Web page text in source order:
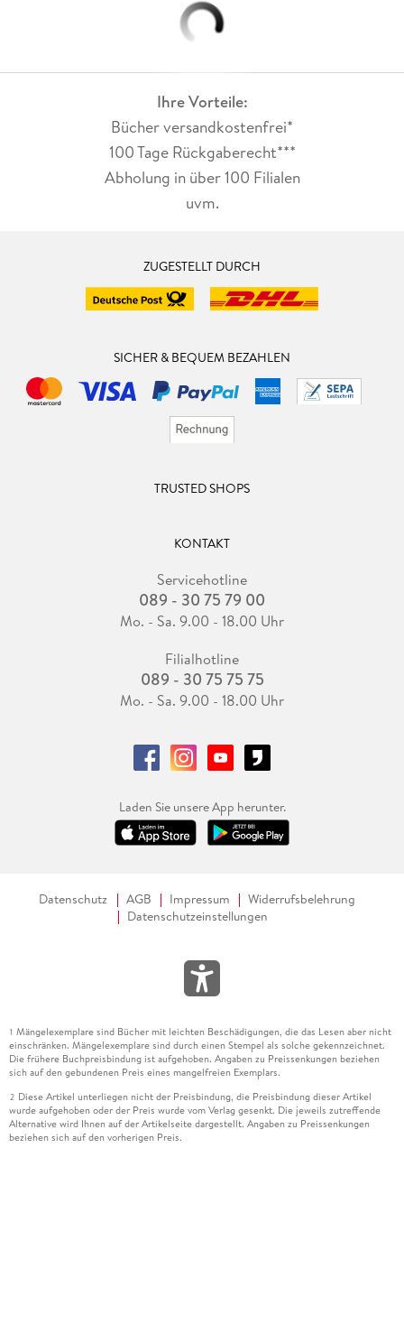
Ihre Vorteile:
Bücher versandkostenfrei*
100 Tage Rückgaberecht***
Abholung in über 100 Filialen
uvm.
ZUGESTELLT DURCH
SICHER & BEQUEM BEZAHLEN
TRUSTED SHOPS
KONTAKT
Servicehotline
089 - 30 75 79 00
Mo. - Sa. 9.00 - 18.00 Uhr
Filialhotline
089 - 30 75 75 75
Mo. - Sa. 9.00 - 18.00 Uhr
Laden Sie unsere App herunter.
Datenschutz AGB Impressum
Widerrufsbelehrung
Datenschutzeinstellungen
1 Mängelexemplare sind Bücher mit leichten Beschädigungen, die das Lesen aber nicht
einschränken. Mängelexemplare sind durch einen Stempel als solche gekennzeichnet.
Die frühere Buchpreisbindung ist aufgehoben. Angaben zu Preissenkungen beziehen
sich auf den gebundenen Preis eines mangelfreien Exemplars.
2 Diese Artikel unterliegen nicht der Preisbindung, die Preisbindung dieser Artikel
wurde aufgehoben oder der Preis wurde vom Verlag gesenkt. Die jeweils zutreffende
Alternative wird Ihnen auf der Artikelseite dargestellt. Angaben zu Preissenkungen
beziehen sich auf den vorherigen Preis.